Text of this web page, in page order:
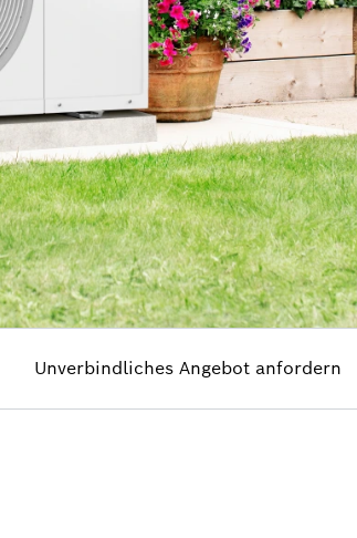
Unverbindliches Angebot anfordern